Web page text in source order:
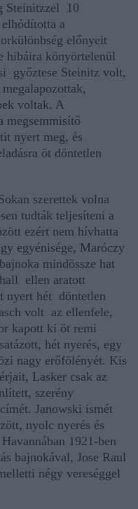
Steinitzzel 10
a
előnyeit
hibáira könyörtelenül
győztese Steinitz volt,
voltak. A
megsemmisítő
nyert meg, és
öt döntetlen
szerettek volna
tudták teljesíteni a
ezért nem hívhatta
egyénisége, Maróczy
mindössze hat
ellen aratott
nyert hét döntetlen
volt az ellenfele,
kapott ki öt remi
hét nyerés, egy
nagy erőfölényét. Kis
Lasker csak az
szerény
Janowski ismét
nyolc nyerés és
1921-ben
bajnokával, Jose Raul
négy vereséggel